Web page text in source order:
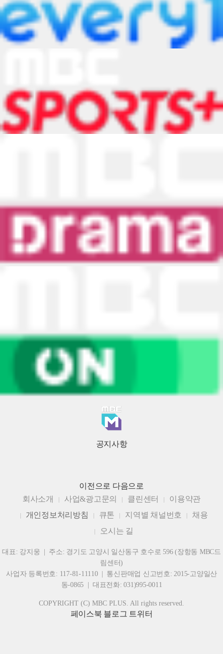
공지사항
이전으로 다음으로
회사소개
사업&광고문의 클린센터
이용약관
개인정보처리방침
큐톤 지역별 채널번호
채용
오시는 길
대표: 강지웅 | 주소: 경기도 고양시 일산동구 호수로 596 (장항동 MBC드
림센터)
사업자 등록번호: 117-81-11110 | 통신판매업 신고번호: 2015-고양일산
동-0865 | 대표전화: 031)995-0011
COPYRIGHT (C) MBC PLUS. All rights reserved.
페이스북 블로그 트위터